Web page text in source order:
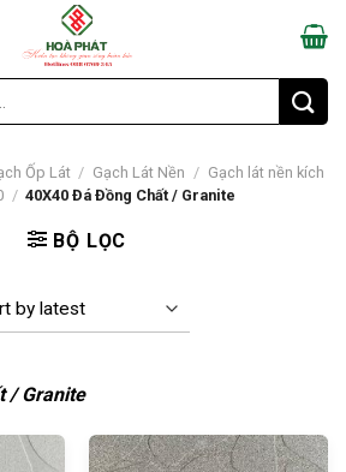
Ốp Lát / Gạch Lát Nền / Gạch lát nền kích
/ 40X40 Đá Đồng Chất / Granite
BỘ LỌC
/ Granite